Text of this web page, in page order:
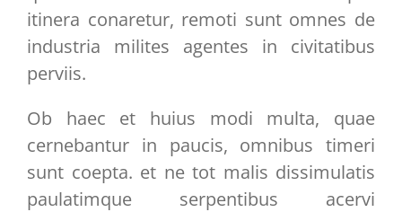
itinera conaretur, remoti sunt omnes de
industria milites agentes in civitatibus
perviis.
Ob haec et huius modi multa, quae
cernebantur in paucis, omnibus timeri
sunt coepta. et ne tot malis dissimulatis
paulatimque serpentibus acervi